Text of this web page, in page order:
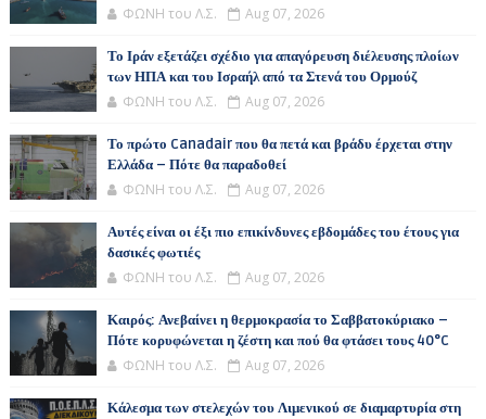
ΦΩΝΗ του Λ.Σ. Aug 07, 2026
Το Ιράν εξετάζει σχέδιο για απαγόρευση διέλευσης πλοίων
των ΗΠΑ και του Ισραήλ από τα Στενά του Ορμούζ
ΦΩΝΗ του Λ.Σ. Aug 07, 2026
Το πρώτο Canadair που θα πετά και βράδυ έρχεται στην
Ελλάδα – Πότε θα παραδοθεί
ΦΩΝΗ του Λ.Σ. Aug 07, 2026
Αυτές είναι οι έξι πιο επικίνδυνες εβδομάδες του έτους για
δασικές φωτιές
ΦΩΝΗ του Λ.Σ. Aug 07, 2026
Καιρός: Ανεβαίνει η θερμοκρασία το Σαββατοκύριακο –
Πότε κορυφώνεται η ζέστη και πού θα φτάσει τους 40°C
ΦΩΝΗ του Λ.Σ. Aug 07, 2026
Κάλεσμα των στελεχών του Λιμενικού σε διαμαρτυρία στη